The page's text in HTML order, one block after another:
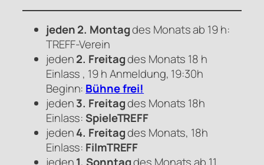
jeden 2. Montagdes Monats ab 19 h:
TREFF-Verein
jeden2. Freitagdes Monats 18 h
Einlass , 19 h Anmeldung, 19:30h
Beginn: Bühne frei!
jeden3. Freitagdes Monats 18h
Einlass:SpieleTREFF
jeden4. Freitagdes Monats, 18h
Einlass: FilmTREFF
jeden1. Sonntagdes Monats ab 11